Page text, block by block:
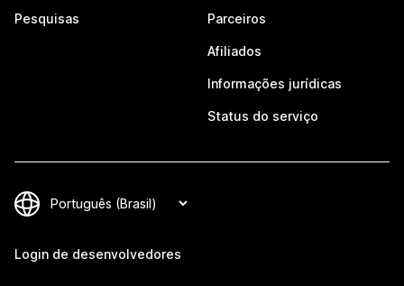
Pesquisas Parceiros
Afiliados
Informações jurídicas
Status do serviço
Login de desenvolvedores